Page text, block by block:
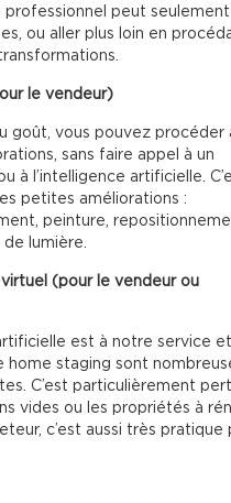
professionnel peut
ou aller plus loin en
le vendeur)
goût, vous pouvez procéder
sans faire appel à un
à l’intelligence artificielle.
petites améliorations :
peinture,
lumière.
(pour le vendeur ou
est à notre service
home staging sont
C’est particulièrement
vides ou les propriétés à
c’est aussi très pratique